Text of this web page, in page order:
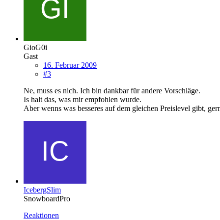
GioG0i
Gast
16. Februar 2009
#3
Ne, muss es nich. Ich bin dankbar für andere Vorschläge.
Is halt das, was mir empfohlen wurde.
Aber wenns was besseres auf dem gleichen Preislevel gibt,
IcebergSlim
SnowboardPro
Reaktionen